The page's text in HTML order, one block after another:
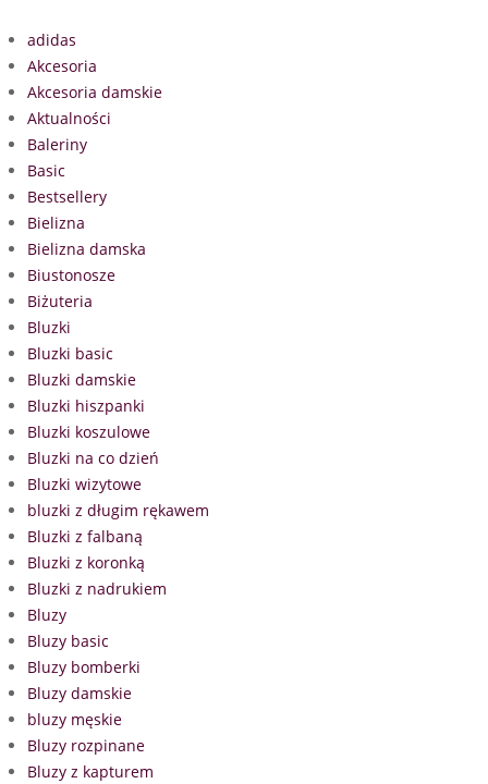
adidas
Akcesoria
Akcesoria damskie
Aktualności
Baleriny
Basic
Bestsellery
Bielizna
Bielizna damska
Biustonosze
Biżuteria
Bluzki
Bluzki basic
Bluzki damskie
Bluzki hiszpanki
Bluzki koszulowe
Bluzki na co dzień
Bluzki wizytowe
bluzki z długim rękawem
Bluzki z falbaną
Bluzki z koronką
Bluzki z nadrukiem
Bluzy
Bluzy basic
Bluzy bomberki
Bluzy damskie
bluzy męskie
Bluzy rozpinane
Bluzy z kapturem